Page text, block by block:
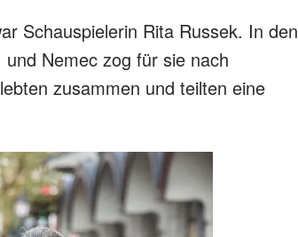
Schauspielerin Rita Russek. In den
Nemec zog für sie nach
zusammen und teilten eine